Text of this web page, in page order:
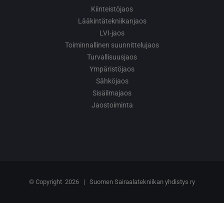
Kiinteistöjaos
Lääkintätekniikanjaos
LVI-jaos
Toiminnallinen suunnittelujaos
Turvallisuusjaos
Ympäristöjaos
Sähköjaos
Sisäilmajaos
Jaostoiminta
© Copyright 2026 | Suomen Sairaalatekniikan yhdistys ry